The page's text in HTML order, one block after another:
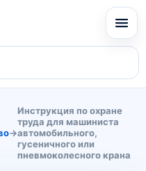
→
Инструкция по охране
труда для машиниста
автомобильного,
гусеничного или
пневмоколесного крана